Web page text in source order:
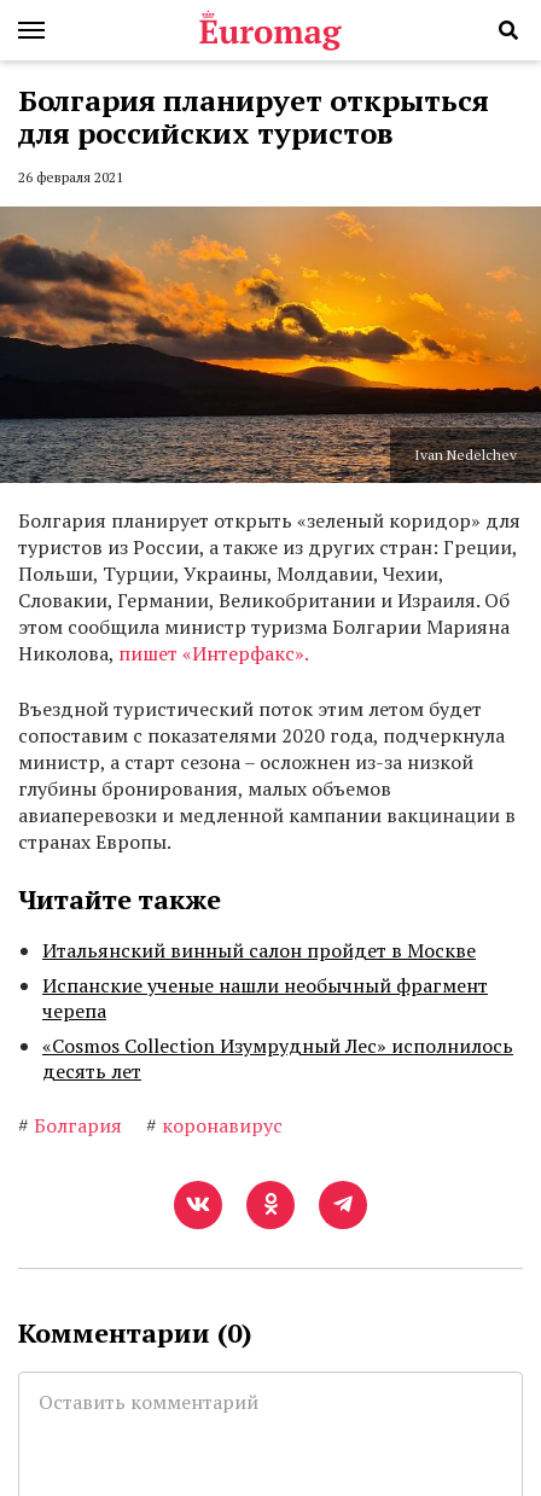
Болгария планирует открыться
для российских туристов
26 февраля 2021
Ivan Nedelchev
Болгария планирует открыть «зеленый коридор» для
туристов из России, а также из других стран: Греции,
Польши, Турции, Украины, Молдавии, Чехии,
Словакии, Германии, Великобритании и Израиля. Об
этом сообщила министр туризма Болгарии Марияна
Николова, пишет «Интерфакс».
Въездной туристический поток этим летом будет
сопоставим с показателями 2020 года, подчеркнула
министр, а старт сезона – осложнен из-за низкой
глубины бронирования, малых объемов
авиаперевозки и медленной кампании вакцинации в
странах Европы.
Читайте также
Итальянский винный салон пройдет в Москве
Испанские ученые нашли необычный фрагмент
черепа
«Cosmos Collection Изумрудный Лес» исполнилось
десять лет
# Болгария # коронавирус
Комментарии (0)